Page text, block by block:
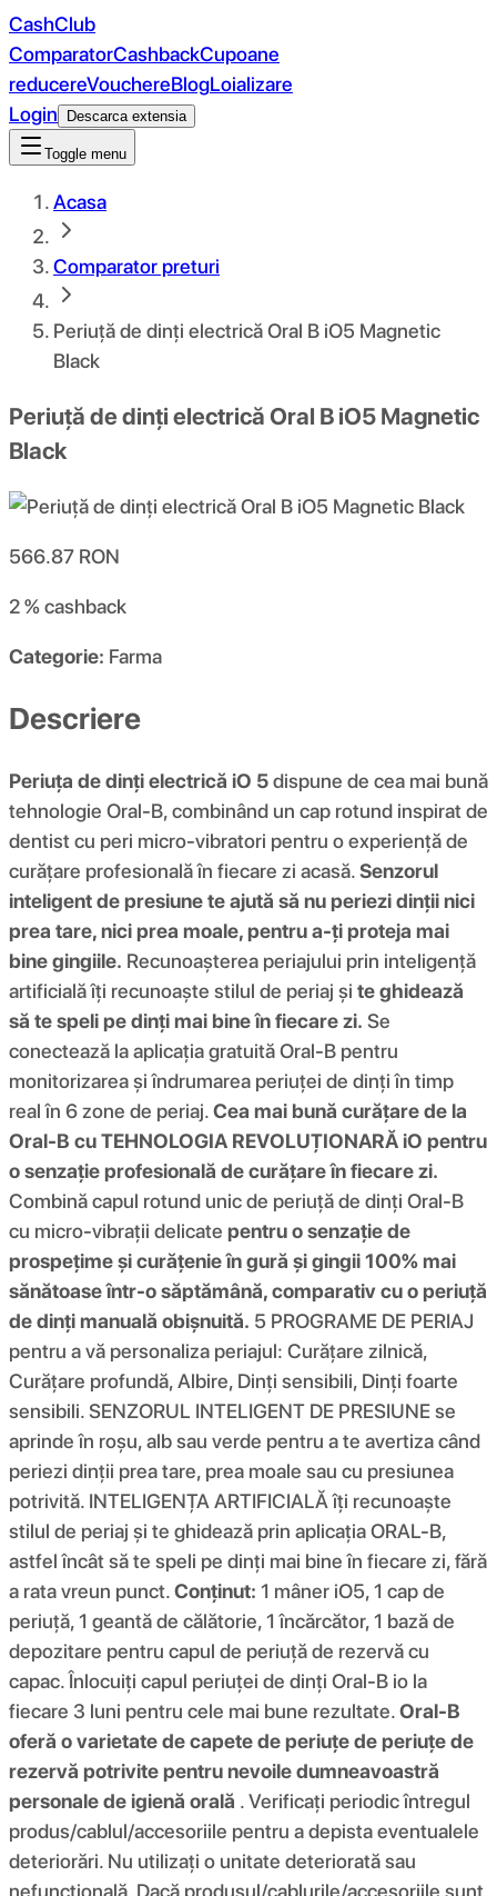
CashClub
ComparatorCashbackCupoane
reducereVouchereBlogLoializare
Login
Descarca extensia
Toggle menu
Acasa
Comparator preturi
Periuță de dinți electrică Oral B iO5 Magnetic
Black
Periuță de dinți electrică Oral B iO5 Magnetic
Black
566.87 RON
2 %cashback
Categorie: Farma
Descriere
Periuța de dinți electrică iO 5dispune de cea mai bună
tehnologie Oral-B, combinând un cap rotund inspirat de
dentist cu peri micro-vibratori pentru o experiență de
curățare profesională în fiecare zi acasă.Senzorul
inteligent de presiune te ajută să nu periezi dinții nici
prea tare, nici prea moale, pentru a-ți proteja mai
bine gingiile. Recunoașterea periajului prin inteligență
artificială îți recunoaște stilul de periaj și te ghidează
să te speli pe dinți mai bine în fiecare zi. Se
conectează la aplicația gratuită Oral-B pentru
monitorizarea și îndrumarea periuței de dinți în timp
real în 6 zone de periaj.Cea mai bună curățare de la
Oral-B cu TEHNOLOGIA REVOLUȚIONARĂ iO pentru
o senzație profesională de curățare în fiecare zi.
Combină capul rotund unic de periuță de dinți Oral-B
cu micro-vibrații delicate pentru o senzație de
prospețime și curățenie în gură și gingii 100% mai
sănătoase într-o săptămână, comparativ cu o periuță
de dinți manuală obișnuită. 5 PROGRAME DE PERIAJ
pentru a vă personaliza periajul: Curățare zilnică,
Curățare profundă, Albire, Dinți sensibili, Dinți foarte
sensibili. SENZORUL INTELIGENT DE PRESIUNE se
aprinde în roșu, alb sau verde pentru a te avertiza când
periezi dinții prea tare, prea moale sau cu presiunea
potrivită. INTELIGENȚA ARTIFICIALĂ îți recunoaște
stilul de periaj și te ghidează prin aplicația ORAL-B,
astfel încât să te speli pe dinți mai bine în fiecare zi, fără
a rata vreun punct.Conținut: 1 mâner iO5, 1 cap de
periuță, 1 geantă de călătorie, 1 încărcător, 1 bază de
depozitare pentru capul de periuță de rezervă cu
capac. Înlocuiți capul periuței de dinți Oral-B io la
fiecare 3 luni pentru cele mai bune rezultate.Oral-B
oferă o varietate de capete de periuțe de periuțe de
rezervă potrivite pentru nevoile dumneavoastră
personale de igienă orală . Verificați periodic întregul
produs/cablul/accesoriile pentru a depista eventualele
deteriorări. Nu utilizați o unitate deteriorată sau
nefuncțională. Dacă produsul/cablurile/accesoriile sunt